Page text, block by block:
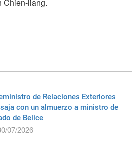
Chien-liang.
de Relaciones Exteriores
con un almuerzo a ministro de
de Belice
07/2026